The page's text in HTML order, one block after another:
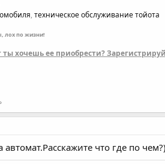
, техническое обслуживание тойота
лох по жизни!
ты хочешь ее приобрести?
что где по